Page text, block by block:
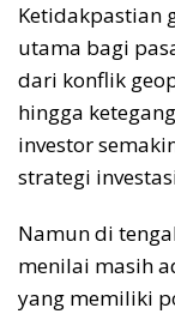
Ketidakpastian
utama bagi
dari konflik
hingga
investor
strategi
Namun di
menilai masih
yang memiliki